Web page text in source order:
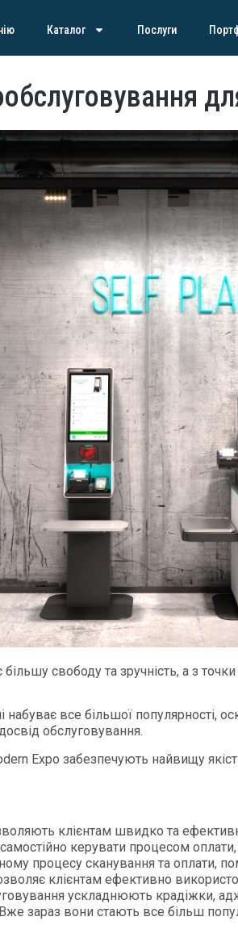
Каталог Послуги
свободу та зручність, а з
набуває все більшої популярності,
обслуговування.
Expo забезпечують найвищу
клієнтам швидко та
керувати процесом
процесу сканування та оплати,
клієнтам ефективно
ускладнюють крадіжки,
зараз вони стають все більш